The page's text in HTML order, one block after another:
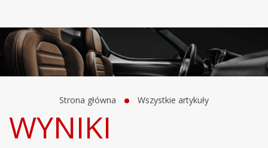
Strona główna Wszystkie artykuły
WYNIKI